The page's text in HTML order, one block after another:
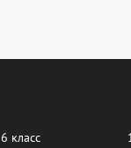
6 класс